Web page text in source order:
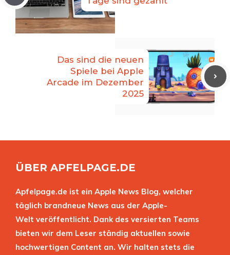
Das sind die neuen
Spiele bei Apple
Arcade im Dezember
2025
ÜBER APFELPAGE.DE
Apfelpage.de ist ein Apple News Blog, welcher
täglich brandneue News aus der Apple-
Welt veröffentlicht. Dank des versierten Teams
bieten wir dem Leser ständig aktuellen sowie
hochwertigen Content an. Wir halten stets die